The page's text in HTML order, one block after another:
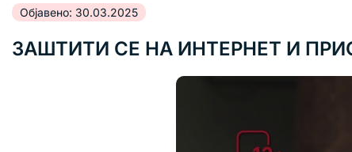
Објавено: 30.03.2025
ЗАШТИТИ СЕ НА ИНТЕРНЕТ И